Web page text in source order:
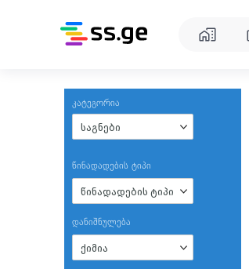
კატეგორია
საგნები
წინადადების ტიპი
წინადადების ტიპი
დანიშნულება
ქიმია